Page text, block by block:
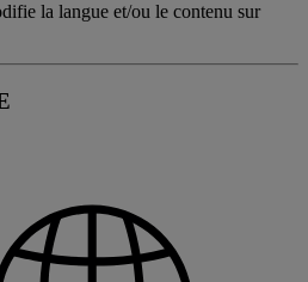
la langue et/ou le contenu sur